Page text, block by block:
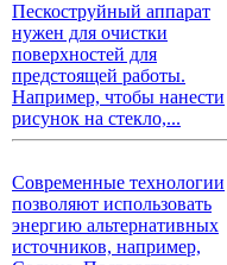
Пескоструйный аппарат
нужен для очистки
поверхностей для
предстоящей работы.
Например, чтобы нанести
рисунок на стекло,...
Современные технологии
позволяют использовать
энергию альтернативных
источников, например,